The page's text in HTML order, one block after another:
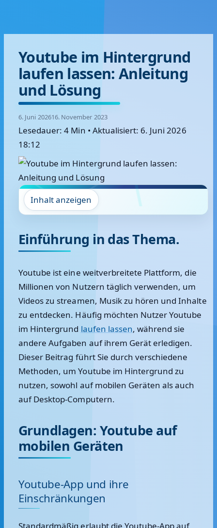
Youtube im Hintergrund
laufen lassen: Anleitung
und Lösung
6. Juni 202616. November 2023
Lesedauer: 4 Min • Aktualisiert: 6. Juni 2026
18:12
Inhalt anzeigen
Einführung in das Thema.
Youtube ist eine weitverbreitete Plattform, die
Millionen von Nutzern täglich verwenden, um
Videos zu streamen, Musik zu hören und Inhalte
zu entdecken. Häufig möchten Nutzer Youtube
im Hintergrund laufen lassen, während sie
andere Aufgaben auf ihrem Gerät erledigen.
Dieser Beitrag führt Sie durch verschiedene
Methoden, um Youtube im Hintergrund zu
nutzen, sowohl auf mobilen Geräten als auch
auf Desktop-Computern.
Grundlagen: Youtube auf
mobilen Geräten
Youtube-App und ihre
Einschränkungen